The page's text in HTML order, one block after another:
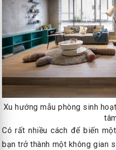
Xu hướng mẫu phòng sinh
Có rất nhiều cách để biến
bạn trở thành một không gian